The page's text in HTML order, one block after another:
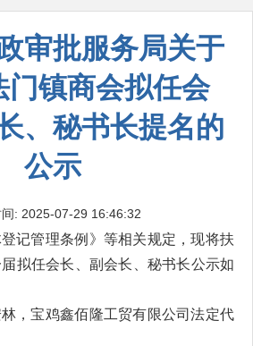
审批服务局关于
门镇商会拟任会
、秘书长提名的
公示
间: 2025-07-29 16:46:32
记管理条例》等相关规定，现将扶
拟任会长、副会长、秘书长公示如
，宝鸡鑫佰隆工贸有限公司法定代